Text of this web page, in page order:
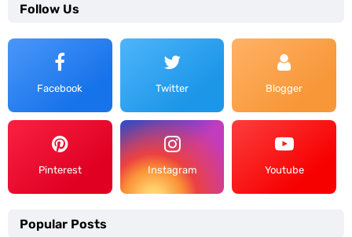
Follow Us
Facebook Twitter Blogger
Pinterest Instagram Youtube
Popular Posts